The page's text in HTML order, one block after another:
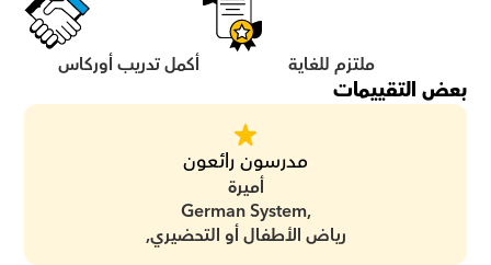
ملتزم للغاية أكمل تدريب أوركاس
بعض التقييمات
مدرسون رائعون
أميرة
رياض الأطفال أو التحضيري,
German System,